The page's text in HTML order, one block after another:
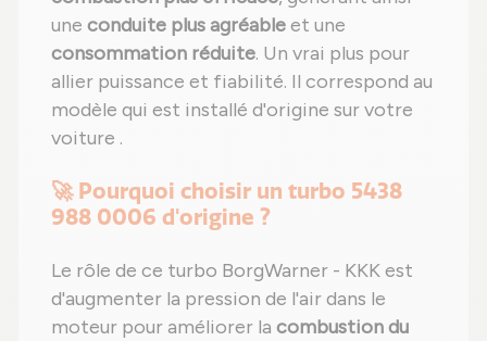
une conduite plus agréableet une
consommation réduite. Un vrai plus pour
allier puissance et fiabilité. Il correspond au
modèle qui est installé d'origine sur votre
voiture .
🚀 Pourquoi choisir un turbo 5438
988 0006 d'origine ?
Le rôle de ce turbo BorgWarner - KKK est
d'augmenter la pression de l'air dans le
moteur pour améliorer la combustion du